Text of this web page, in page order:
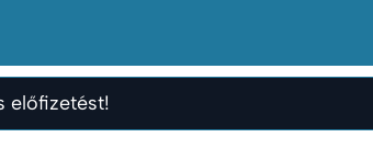
előfizetést!